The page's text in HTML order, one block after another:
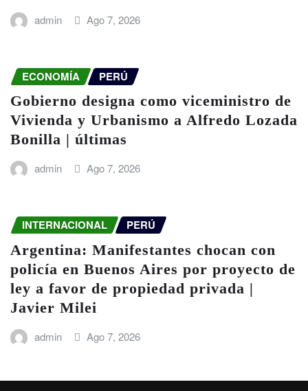
admin Ago 7, 2026
ECONOMÍA PERÚ
Gobierno designa como viceministro de
Vivienda y Urbanismo a Alfredo Lozada
Bonilla | últimas
admin Ago 7, 2026
INTERNACIONAL PERÚ
Argentina: Manifestantes chocan con
policía en Buenos Aires por proyecto de
ley a favor de propiedad privada |
Javier Milei
admin Ago 7, 2026